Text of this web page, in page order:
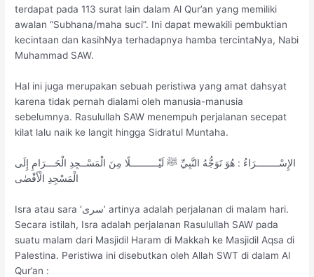
terdapat pada 113 surat lain dalam Al Qur’an yang memiliki
awalan “Subhana/maha suci”. Ini dapat mewakili pembuktian
kecintaan dan kasihNya terhadapnya hamba tercintaNya, Nabi
Muhammad SAW.
Hal ini juga merupakan sebuah peristiwa yang amat dahsyat
karena tidak pernah dialami oleh manusia-manusia
sebelumnya. Rasulullah SAW menempuh perjalanan secepat
kilat lalu naik ke langit hingga Sidratul Muntaha.
الإِسْــــــــرَاءُ : هُوَ تَوَجُّهُ النَّبِيِّ ﷺ لَيْــــــــــلًا مِنَ الْمَسْــجِدِ الْحَـــرَامِ إِلَى
الْمَسْجِدِ الْأَقْصٰى
Isra atau sara ‘سرى’ artinya adalah perjalanan di malam hari.
Secara istilah, Isra adalah perjalanan Rasulullah SAW pada
suatu malam dari Masjidil Haram di Makkah ke Masjidil Aqsa di
Palestina. Peristiwa ini disebutkan oleh Allah SWT di dalam Al
Qur’an :